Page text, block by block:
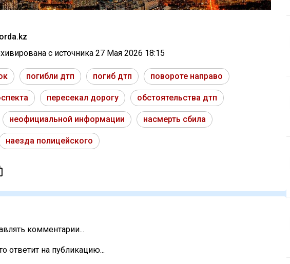
с источника 27 Мая 2026 18:15
погибли дтп погиб дтп повороте направо
пересекал дорогу обстоятельства дтп
неофициальной информации насмерть сбила
наезда полицейского
комментарии...
ответит на публикацию...